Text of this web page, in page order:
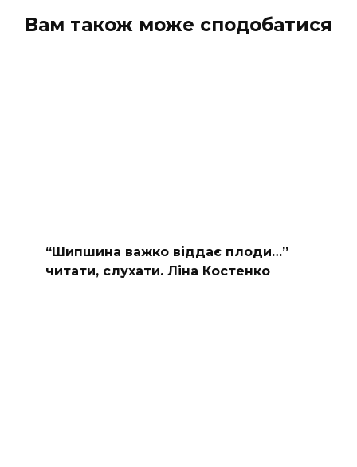
Вам також може сподобатися
“Шипшина важко віддає плоди…”
читати, слухати. Ліна Костенко